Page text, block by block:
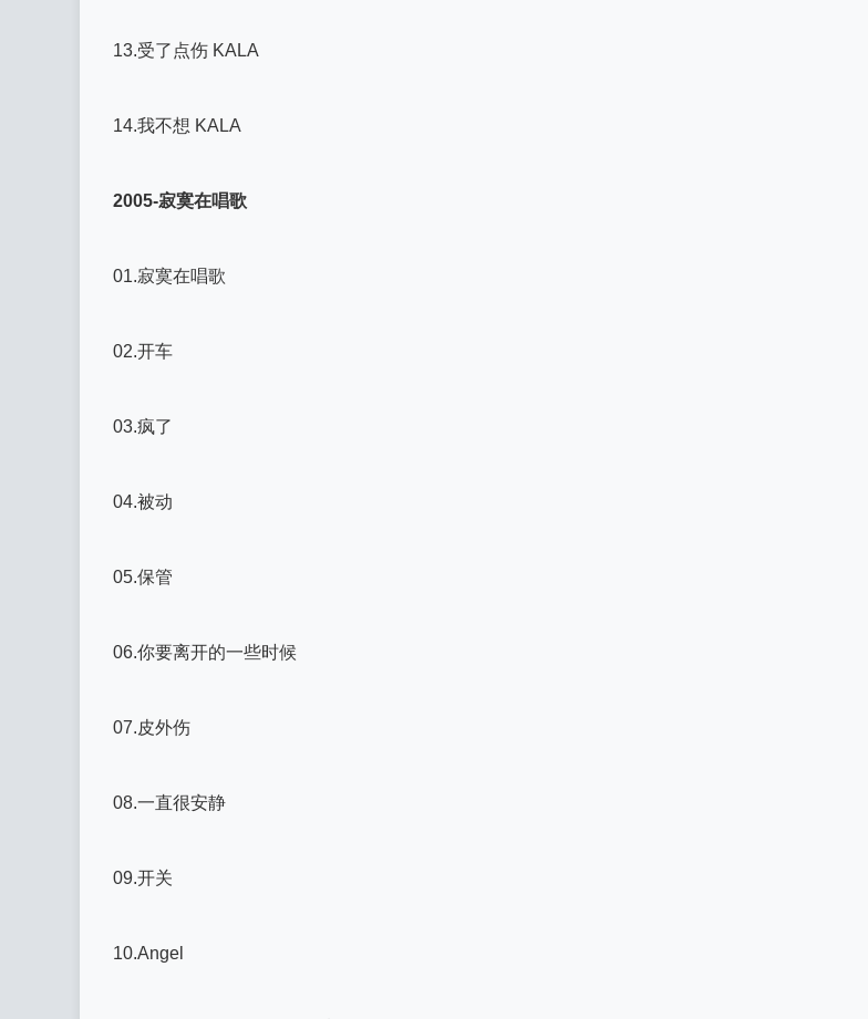
13.受了点伤 KALA
14.我不想 KALA
2005-寂寞在唱歌
01.寂寞在唱歌
02.开车
03.疯了
04.被动
05.保管
06.你要离开的一些时候
07.皮外伤
08.一直很安静
09.开关
10.Angel